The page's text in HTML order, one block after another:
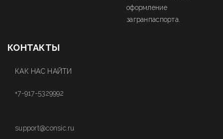
оформление
загранпаспорта.
КОНТАКТЫ
КАК НАС НАЙТИ
+7-917-5329992
support@consic.ru